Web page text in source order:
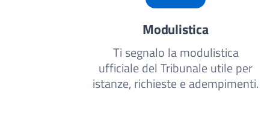
Modulistica
Ti segnalo la modulistica
ufficiale del Tribunale utile per
istanze, richieste e adempimenti.